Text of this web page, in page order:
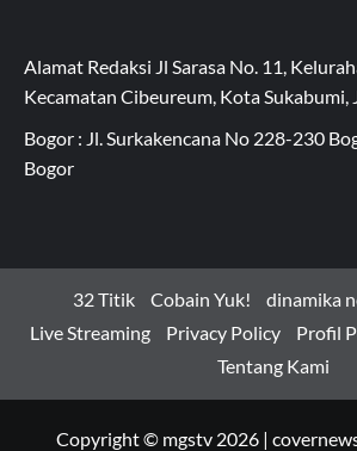
Alamat Redaksi Jl Sarasa No. 11,
Kecamatan Cibeureum, Kota Sukabumi,
Bogor : Jl. Surkakencana No 228-230
Bogor
32 Titik Cobain Yuk! dinamika
Live Streaming
Privacy Policy Profil
Tentang Kami
Copyright © mgstv 2026 |